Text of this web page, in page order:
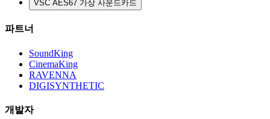
VSC AES67 가상 사운드카드
파트너
SoundKing
CinemaKing
RAVENNA
DIGISYNTHETIC
개발자